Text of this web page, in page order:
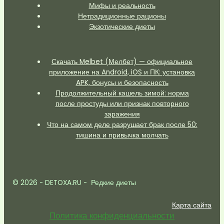
Мифы и реальность
Нетрадиционные рационы
Экзотические диеты
Скачать Melbet (Мелбет) — официальное
приложение на Android, iOS и ПК: установка
APK, бонусы и безопасность
Продолжительный кашель зимой: норма
после простуды или признак повторного
заражения
Что на самом деле разрушает брак после 50:
тишина и привычка молчать
© 2026 - DETOXA.RU - Редкие диеты
Карта сайта
Политика конфиденциальности